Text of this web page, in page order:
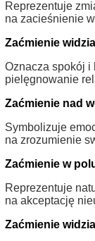
Reprezentuje
na zacieśnienie
Zaćmienie
Oznacza spokój i
pielęgnowanie
Zaćmienie nad
Symbolizuje
na zrozumienie
Zaćmienie w
Reprezentuje
na akceptację
Zaćmienie